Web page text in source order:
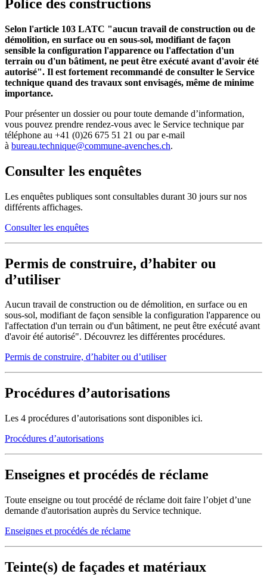
Police des constructions
Selon l'article 103 LATC "aucun travail de construction ou de
démolition, en surface ou en sous-sol, modifiant de façon
sensible la configuration l'apparence ou l'affectation d'un
terrain ou d'un bâtiment, ne peut être exécuté avant d'avoir été
autorisé". Il est fortement recommandé de consulter le Service
technique quand des travaux sont envisagés, même de minime
importance.
Pour présenter un dossier ou pour toute demande d’information,
vous pouvez prendre rendez-vous avec le Service technique par
téléphone au +41 (0)26 675 51 21 ou par e-mail
à bureau.technique@commune-avenches.ch.
Consulter les enquêtes
Les enquêtes publiques sont consultables durant 30 jours sur nos
différents affichages.
Consulter les enquêtes
Permis de construire, d’habiter ou
d’utiliser
Aucun travail de construction ou de démolition, en surface ou en
sous-sol, modifiant de façon sensible la configuration l'apparence ou
l'affectation d'un terrain ou d'un bâtiment, ne peut être exécuté avant
d'avoir été autorisé". Découvrez les différentes procédures.
Permis de construire, d’habiter ou d’utiliser
Procédures d’autorisations
Les 4 procédures d’autorisations sont disponibles ici.
Procédures d’autorisations
Enseignes et procédés de réclame
Toute enseigne ou tout procédé de réclame doit faire l’objet d’une
demande d'autorisation auprès du Service technique.
Enseignes et procédés de réclame
Teinte(s) de façades et matériaux